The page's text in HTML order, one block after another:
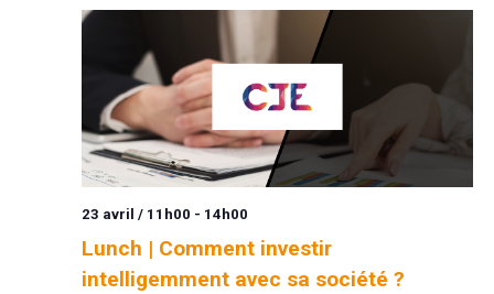
Lunch | Comment investir
intelligemment avec sa société ?
23 avril / 11h00 - 14h00